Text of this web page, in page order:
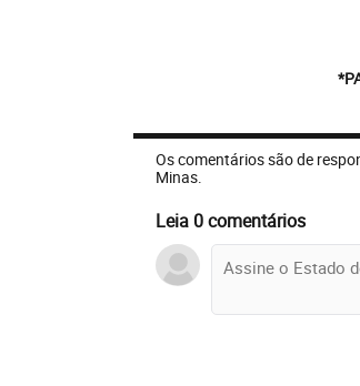
Os comentários são de
Minas.
Leia 0 comentários